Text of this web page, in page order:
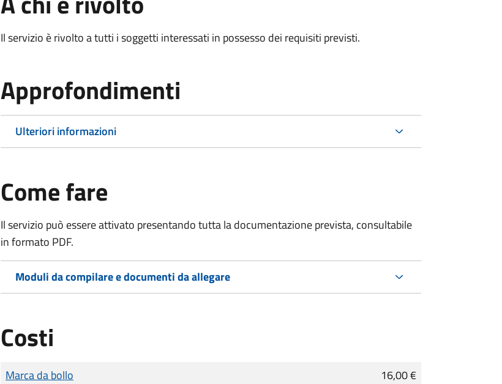
Il servizio è rivolto a tutti i soggetti interessati in possesso dei requisiti previsti.
Approfondimenti
Ulteriori informazioni
Come fare
Il servizio può essere attivato presentando tutta la documentazione prevista, consultabile
in formato PDF.
Moduli da compilare e documenti da allegare
Costi
Tipo di pagamento
Importo
Marca da bollo 16,00 €